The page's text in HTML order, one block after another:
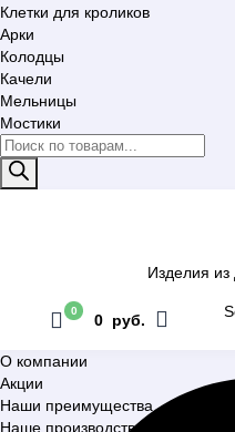
Клетки для кроликов
Арки
Колодцы
Качели
Мельницы
Мостики
Поиск
товаров
Изделия из
0
0 руб.
О компании
Акции
Наши преимущества
Наше производство